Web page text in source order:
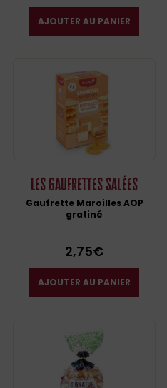
AJOUTER AU PANIER
Les Gaufrettes salées
Gaufrette Maroilles AOP
gratiné
2,75€
AJOUTER AU PANIER